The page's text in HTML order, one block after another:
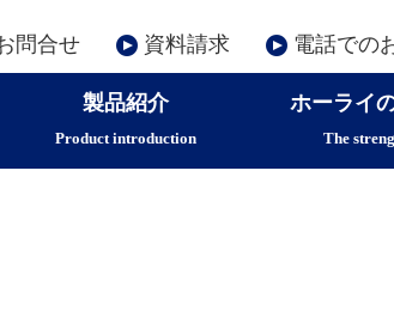
問合せ 資料請求 電話での
製品紹介
Product introduction
ホーライ
The